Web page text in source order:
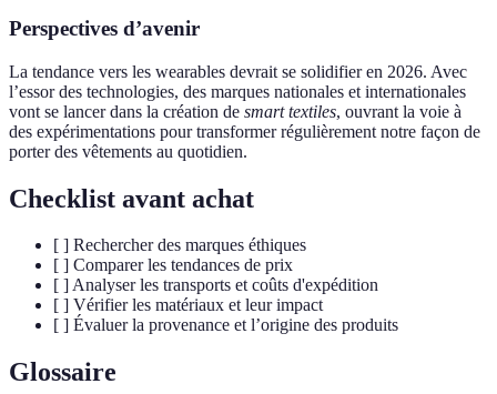
Perspectives d’avenir
La tendance vers les wearables devrait se solidifier en 2026. Avec
l’essor des technologies, des marques nationales et internationales
vont se lancer dans la création de smart textiles, ouvrant la voie à
des expérimentations pour transformer régulièrement notre façon de
porter des vêtements au quotidien.
Checklist avant achat
[ ] Rechercher des marques éthiques
[ ] Comparer les tendances de prix
[ ] Analyser les transports et coûts d'expédition
[ ] Vérifier les matériaux et leur impact
[ ] Évaluer la provenance et l’origine des produits
Glossaire